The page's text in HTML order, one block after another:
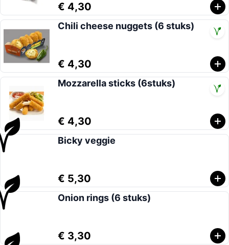
€ 4,30
Chili cheese nuggets (6 stuks)
€ 4,30
Mozzarella sticks (6stuks)
€ 4,30
Bicky veggie
€ 5,30
Onion rings (6 stuks)
€ 3,30